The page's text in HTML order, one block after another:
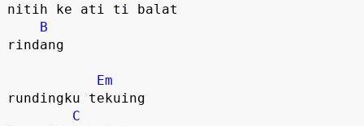
nitih ke ati ti balat
B
rindang
Em
rundingku tekuing
C